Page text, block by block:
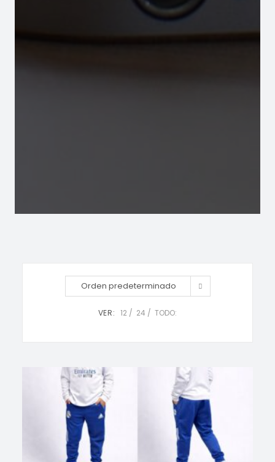
Orden predeterminado
VER: 12 24 TODO: